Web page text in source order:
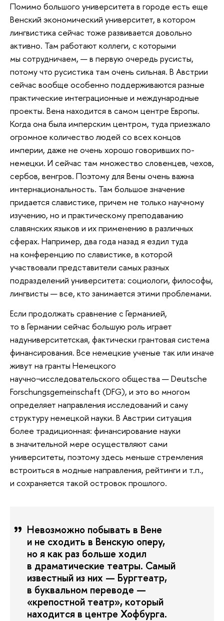
Помимо большого университета в городе есть еще
Венский экономический университет, в котором
лингвистика сейчас тоже развивается довольно
активно. Там работают коллеги, с которыми
мы сотрудничаем, — в первую очередь русисты,
потому что русистика там очень сильная. В Австрии
сейчас вообще особенно поддерживаются разные
практические интеграционные и международные
проекты. Вена находится в самом центре Европы.
Когда она была имперским центром, туда приезжало
огромное количество людей со всех концов
империи, даже не очень хорошо говоривших по-
немецки. И сейчас там множество словенцев, чехов,
сербов, венгров. Поэтому для Вены очень важна
интернациональность. Там большое значение
придается славистике, причем не только научному
изучению, но и практическому преподаванию
славянских языков и их применению в различных
сферах. Например, два года назад я ездил туда
на конференцию по славистике, в которой
участвовали представители самых разных
подразделений университета: социологи, философы,
лингвисты — все, кто занимается этими проблемами.
Если продолжать сравнение с Германией,
то в Германии сейчас большую роль играет
надуниверситетская, фактически грантовая система
финансирования. Все немецкие ученые так или иначе
живут на гранты Немецкого
научно¬исследовательского общества — Deutsche
Forschungsgemeinschaft (DFG), и это во многом
определяет направления исследований и саму
структуру немецкой науки. В Австрии ситуация
более традиционная: финансирование науки
в значительной мере осуществляют сами
университеты, поэтому здесь меньше стремления
встроиться в модные направления, рейтинги и т.п.,
и сохраняется такой островок прошлого.
Невозможно побывать в Вене
и не сходить в Венскую оперу,
но я как раз больше ходил
в драматические театры. Самый
известный из них — Бургтеатр,
в буквальном переводе —
«крепостной театр», который
находится в центре Хофбурга.